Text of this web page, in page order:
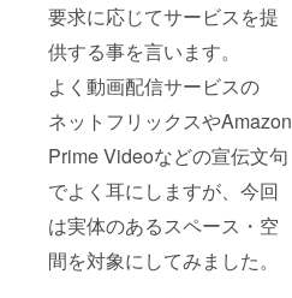
要求に応じてサービスを提
供する事を言います。
よく動画配信サービスの
ネットフリックスやAmazon
Prime Videoなどの宣伝文句
でよく耳にしますが、今回
は実体のあるスペース・空
間を対象にしてみました。